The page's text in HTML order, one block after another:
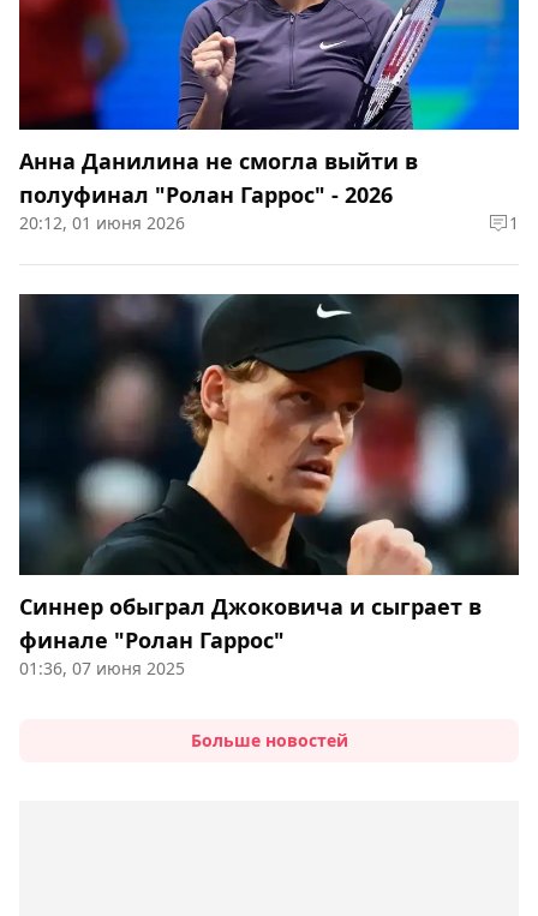
Анна Данилина не смогла выйти в
полуфинал "Ролан Гаррос" - 2026
20:12, 01 июня 2026 1
Синнер обыграл Джоковича и сыграет в
финале "Ролан Гаррос"
01:36, 07 июня 2025
Больше новостей